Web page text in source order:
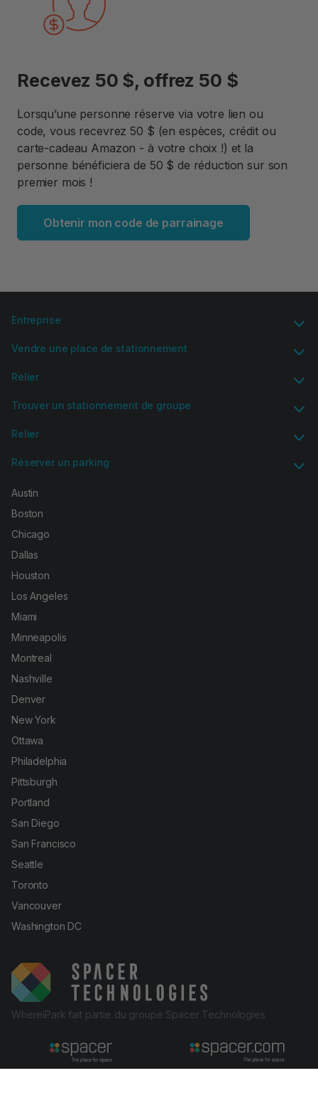
Recevez 50 $, offrez 50 $
Lorsqu’une personne réserve via votre lien ou
code, vous recevrez 50 $ (en espèces, crédit ou
carte-cadeau Amazon - à votre choix !) et la
personne bénéficiera de 50 $ de réduction sur son
premier mois !
Obtenir mon code de parrainage
Entreprise
Vendre une place de stationnement
Relier
Trouver un stationnement de groupe
Relier
Réserver un parking
Austin
Boston
Chicago
Dallas
Houston
Los Angeles
Miami
Minneapolis
Montreal
Nashville
Denver
New York
Ottawa
Philadelphia
Pittsburgh
Portland
San Diego
San Francisco
Seattle
Toronto
Vancouver
Washington DC
WhereiPark fait partie du groupe Spacer Technologies